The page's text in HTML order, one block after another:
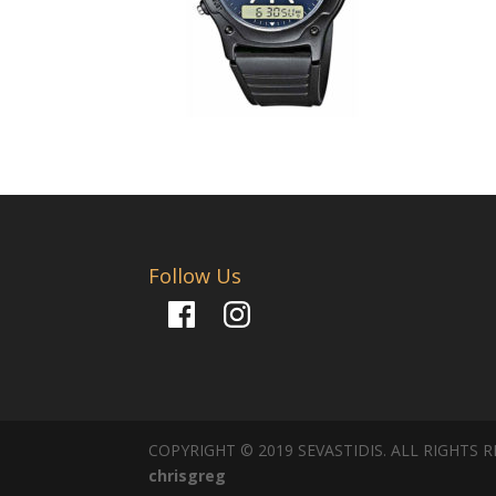
Follow Us
FacebookInstagram
COPYRIGHT © 2019 SEVASTIDIS. ALL RIGHTS
chrisgreg